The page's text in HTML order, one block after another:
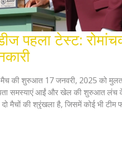
पहला टेस्ट:
की शुरुआत 17 जनवरी, 2025 को
समस्याएं आईं और खेल की शुरुआत लंच के
मैचों की श्रृंखला है, जिसमें कोई भी टीम